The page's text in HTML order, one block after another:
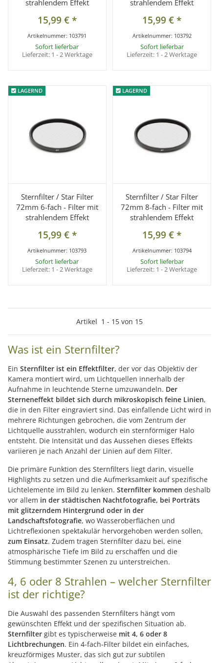
strahlendem Effekt
15,99 €*
Artikelnummer: 103791
Sofort lieferbar
Lieferzeit: 1 - 2 Werktage
strahlendem Effekt
15,99 €*
Artikelnummer: 103792
Sofort lieferbar
Lieferzeit: 1 - 2 Werktage
LAGERND
LAGERND
Sternfilter / Star Filter
72mm 6-fach - Filter mit
strahlendem Effekt
15,99 €*
Artikelnummer: 103793
Sofort lieferbar
Lieferzeit: 1 - 2 Werktage
LAGERND
LAGERND
Sternfilter / Star Filter
72mm 8-fach - Filter mit
strahlendem Effekt
15,99 €*
Artikelnummer: 103794
Sofort lieferbar
Lieferzeit: 1 - 2 Werktage
Artikel 1 - 15 von 15
Was ist ein Sternfilter?
Ein Sternfilter ist ein Effektfilter, der vor das Objektiv der
Kamera montiert wird, um Lichtquellen innerhalb der
Aufnahme in leuchtende Sterne umzuwandeln. Der
Sterneneffekt bildet sich durch mikroskopisch feine Linien,
die in den Filter eingraviert sind. Das einfallende Licht wird in
mehrere Richtungen gebrochen, die vom Zentrum der
Lichtquelle ausstrahlen, wodurch ein sternförmiger Halo
entsteht. Die Intensität und das Aussehen dieses Effekts
variieren je nach Anzahl der Linien auf dem Filter.
Die primäre Funktion des Sternfilters liegt darin, visuelle
Highlights zu setzen und die Aufmerksamkeit auf spezifische
Lichtelemente im Bild zu lenken. Sternfilter kommen deshalb
vor allem in der städtischen Nachtfotografie, bei Porträts
mit glitzerndem Hintergrund oder in der
Landschaftsfotografie, wo Wasseroberflächen und
Lichtreflexionen spektakulär hervorgehoben werden sollen,
zum Einsatz. Zudem tragen Sternfilter dazu bei, eine
atmosphärische Tiefe im Bild zu erschaffen und die
Stimmung bestimmter Szenen zu unterstreichen.
4, 6 oder 8 Strahlen – welcher Sternfilter
ist der richtige?
Die Auswahl des passenden Sternfilters hängt vom
gewünschten Effekt und der spezifischen Situation ab.
Sternfilter gibt es typischerweise mit 4, 6 oder 8
Lichtbrechungen. Ein 4-fach-Filter bildet ein einfaches,
kreuzförmiges Muster, das sich gut zur subtilen